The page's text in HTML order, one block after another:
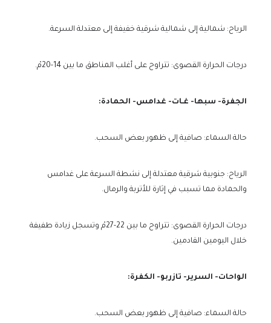
الرياح: شمالية إلى شمالية شرقية خفيفة إلى معتدلة السرعة.
درجات الحرارة القصوى: تتراوح على أغلب المناطق ما بين 14-20مْ.
الجفرة- سبها- غـات- غدامس- الحمادة:
حالة السماء: صافية إلى ظهور بعض السحب.
الرياح: جنوبية شرقية معتدلة إلى نشطة السرعة على غدامس
والحمادة مما تسبب في إثارة للأتربة والرمال.
درجات الحرارة القصوى: تتراوح ما بين 22-27مْ وتسجل زيادة طفيفة
خلال اليومين القادمين.
الواحات- السرير- تازربو- الكفرة:
حالة السماء: صافية إلى ظهور بعض السحب.